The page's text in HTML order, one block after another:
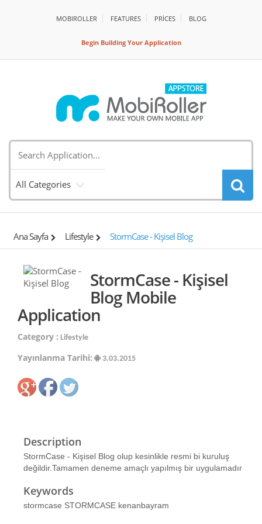
MOBIROLLER FEATURES PRİCES BLOG
Begin Building Your Application
All Categories
Ana Sayfa Lifestyle StormCase - Kişisel Blog
StormCase - Kişisel
Blog Mobile
Application
Category : Lifestyle
Yayınlanma Tarihi: 3.03.2015
Description
StormCase - Kişisel Blog olup kesinlikle resmi bi kuruluş
değildir.Tamamen deneme amaçlı yapılmış bir uygulamadır
Keywords
stormcase STORMCASE kenanbayram